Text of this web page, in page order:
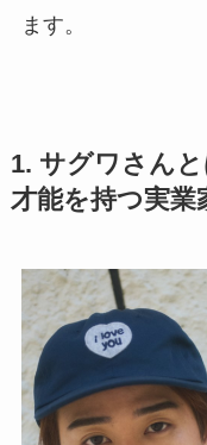
ます。
1. サグワさん
才能を持つ実業